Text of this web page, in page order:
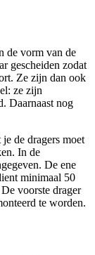
de vorm van de
gescheiden zodat
Ze zijn dan ook
ze zijn
Daarnaast nog
de dragers moet
In de
De ene
minimaal 50
voorste drager
te worden.